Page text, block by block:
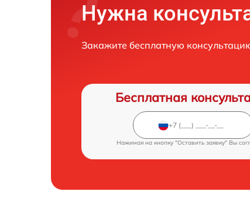
Нужна
Закажите бесплатную
Бесплатная
Нажимая на кнопку "Оставить заявку" Вы